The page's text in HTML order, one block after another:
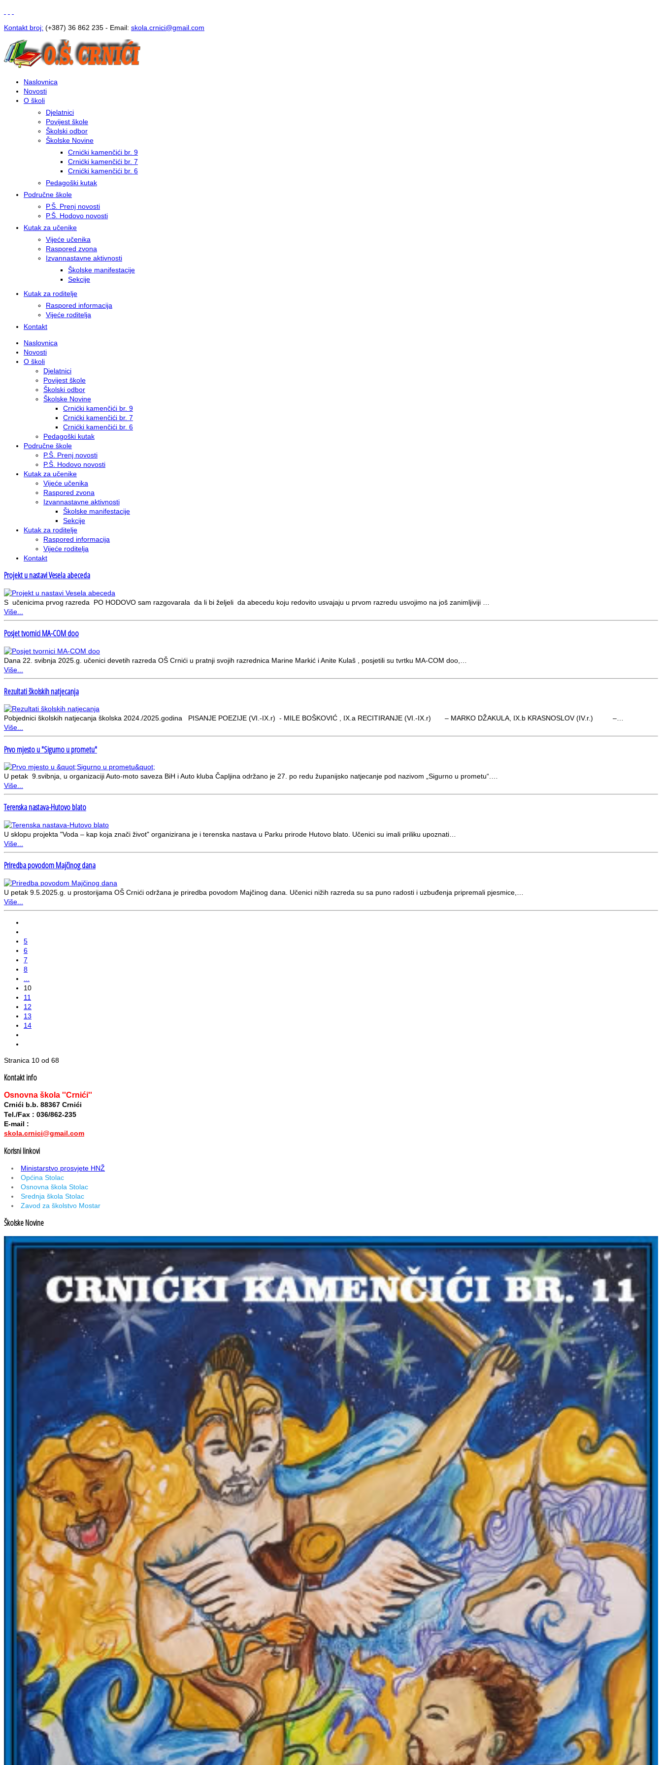
Kontakt broj: (+387) 36 862 235 - Email: skola.crnici@gmail.com
Naslovnica
Novosti
O školi
Djelatnici
Povijest škole
Školski odbor
Školske Novine
Crnićki kamenčići br. 9
Crnićki kamenčići br. 7
Crnićki kamenčići br. 6
Pedagoški kutak
Područne škole
P.Š. Prenj novosti
P.Š. Hodovo novosti
Kutak za učenike
Vijeće učenika
Raspored zvona
Izvannastavne aktivnosti
Školske manifestacije
Sekcije
Kutak za roditelje
Raspored informacija
Vijeće roditelja
Kontakt
Naslovnica
Novosti
O školi
Djelatnici
Povijest škole
Školski odbor
Školske Novine
Crnićki kamenčići br. 9
Crnićki kamenčići br. 7
Crnićki kamenčići br. 6
Pedagoški kutak
Područne škole
P.Š. Prenj novosti
P.Š. Hodovo novosti
Kutak za učenike
Vijeće učenika
Raspored zvona
Izvannastavne aktivnosti
Školske manifestacije
Sekcije
Kutak za roditelje
Raspored informacija
Vijeće roditelja
Kontakt
Projekt u nastavi Vesela abeceda
S učenicima prvog razreda PO HODOVO sam razgovarala da li bi željeli da abecedu koju redovito usvajaju u prvom razredu usvojimo na još zanimljiviji …
Više...
Posjet tvornici MA-COM doo
Dana 22. svibnja 2025.g. učenici devetih razreda OŠ Crnići u pratnji svojih razrednica Marine Markić i Anite Kulaš , posjetili su tvrtku MA-COM doo,…
Više...
Rezultati školskih natjecanja
Pobjednici školskih natjecanja školska 2024./2025.godina PISANJE POEZIJE (VI.-IX.r) - MILE BOŠKOVIĆ , IX.a RECITIRANJE (VI.-IX.r) – MARKO DŽAKULA, IX.b KRASNOSLOV (IV.r.) –…
Više...
Prvo mjesto u "Sigurno u prometu"
U petak 9.svibnja, u organizaciji Auto-moto saveza BiH i Auto kluba Čapljina održano je 27. po redu županijsko natjecanje pod nazivom „Sigurno u prometu“.…
Više...
Terenska nastava-Hutovo blato
U sklopu projekta "Voda – kap koja znači život" organizirana je i terenska nastava u Parku prirode Hutovo blato. Učenici su imali priliku upoznati…
Više...
Priredba povodom Majčinog dana
U petak 9.5.2025.g. u prostorijama OŠ Crnići održana je priredba povodom Majčinog dana. Učenici nižih razreda su sa puno radosti i uzbuđenja pripremali pjesmice,…
Više...
5
6
7
8
10
11
12
13
14
Stranica 10 od 68
Kontakt info
Osnovna škola ''Crnići''
Crnići b.b. 88367 Crnići
Tel./Fax : 036/862-235
E-mail :
skola.crnici@gmail.com
Korisni linkovi
Ministarstvo prosvjete HNŽ
Općina Stolac
Osnovna škola Stolac
Srednja škola Stolac
Zavod za školstvo Mostar
Školske Novine